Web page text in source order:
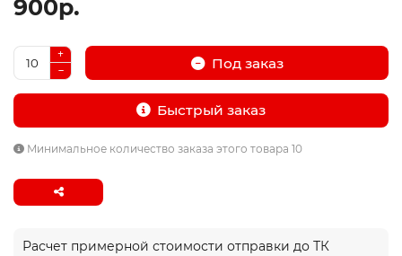
900р.
Под заказ
Быстрый заказ
Минимальное количество заказа этого товара 10
Расчет примерной стоимости отправки до ТК